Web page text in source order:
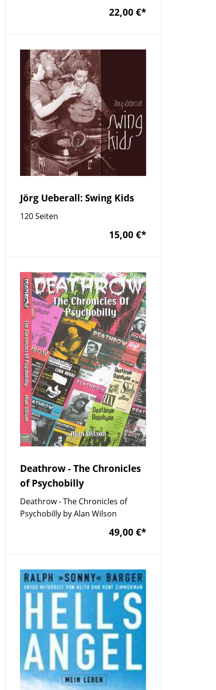
22,00 €*
Jörg Ueberall: Swing Kids
120 Seiten
15,00 €*
Deathrow - The Chronicles
of Psychobilly
Deathrow - The Chronicles of
Psychobilly by Alan Wilson
49,00 €*